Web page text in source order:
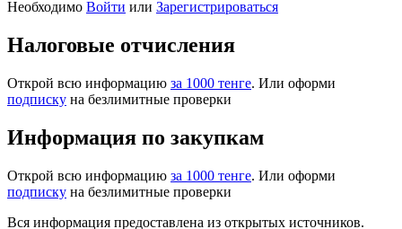
Необходимо Войти или Зарегистрироваться
Налоговые отчисления
Открой всю информацию за 1000 тенге. Или оформи
подписку на безлимитные проверки
Информация по закупкам
Открой всю информацию за 1000 тенге. Или оформи
подписку на безлимитные проверки
Вся информация предоставлена из открытых источников.